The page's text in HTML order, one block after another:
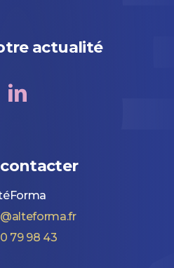
actualité
79 98 43